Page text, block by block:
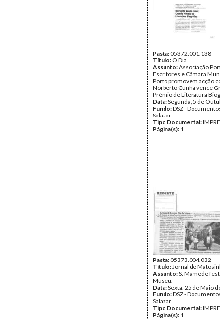
Pasta:05372.001.138
Título: O Dia
Assunto:Associação
Escritores e Câmara
Porto promovem acção
Norberto Cunha vence
Prémio de Literatura
Data:Segunda, 5 de
Fundo:DSZ -
Salazar
Tipo Documental:
Página(s): 1
Pasta:05373.004.032
Título:Jornal de
Assunto:S. Mamede
Museu.
Data:Sexta, 25 de Maio
Fundo:DSZ -
Salazar
Tipo Documental:
Página(s): 1